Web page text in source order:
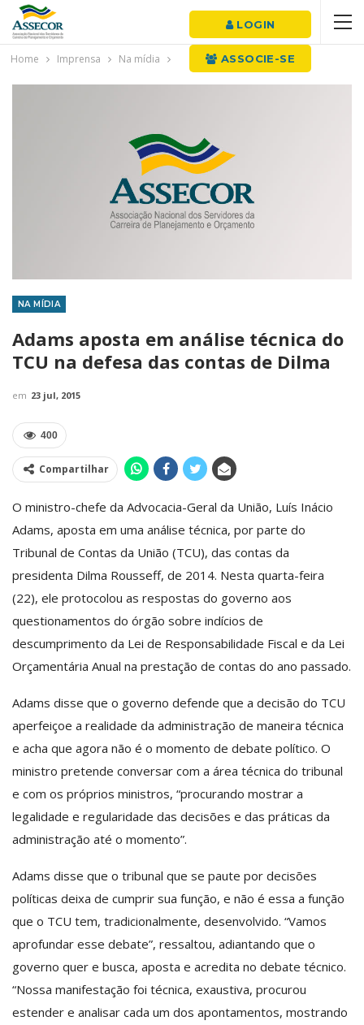
LOGIN
ASSOCIE-SE
Home Imprensa Na mídia
NA MÍDIA
Adams aposta em análise técnica do
TCU na defesa das contas de Dilma
em 23 jul, 2015
400
Compartilhar
O ministro-chefe da Advocacia-Geral da União, Luís Inácio
Adams, aposta em uma análise técnica, por parte do
Tribunal de Contas da União (TCU), das contas da
presidenta Dilma Rousseff, de 2014. Nesta quarta-feira
(22), ele protocolou as respostas do governo aos
questionamentos do órgão sobre indícios de
descumprimento da Lei de Responsabilidade Fiscal e da Lei
Orçamentária Anual na prestação de contas do ano passado.
Adams disse que o governo defende que a decisão do TCU
aperfeiçoe a realidade da administração de maneira técnica
e acha que agora não é o momento de debate político. O
ministro pretende conversar com a área técnica do tribunal
e com os próprios ministros, “procurando mostrar a
legalidade e regularidade das decisões e das práticas da
administração até o momento”.
Adams disse que o tribunal que se paute por decisões
políticas deixa de cumprir sua função, e não é essa a função
que o TCU tem, tradicionalmente, desenvolvido. “Vamos
aprofundar esse debate”, ressaltou, adiantando que o
governo quer e busca, aposta e acredita no debate técnico.
“Nossa manifestação foi técnica, exaustiva, procurou
estender e analisar cada um dos apontamentos, mostrando